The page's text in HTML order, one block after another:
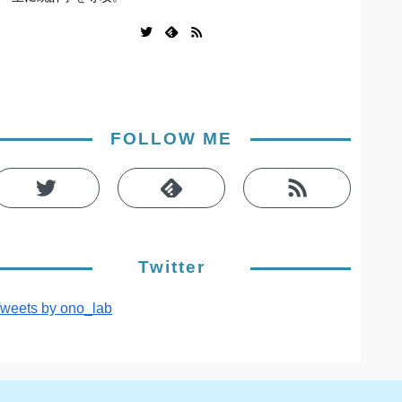
FOLLOW ME
Twitter
by ono_lab